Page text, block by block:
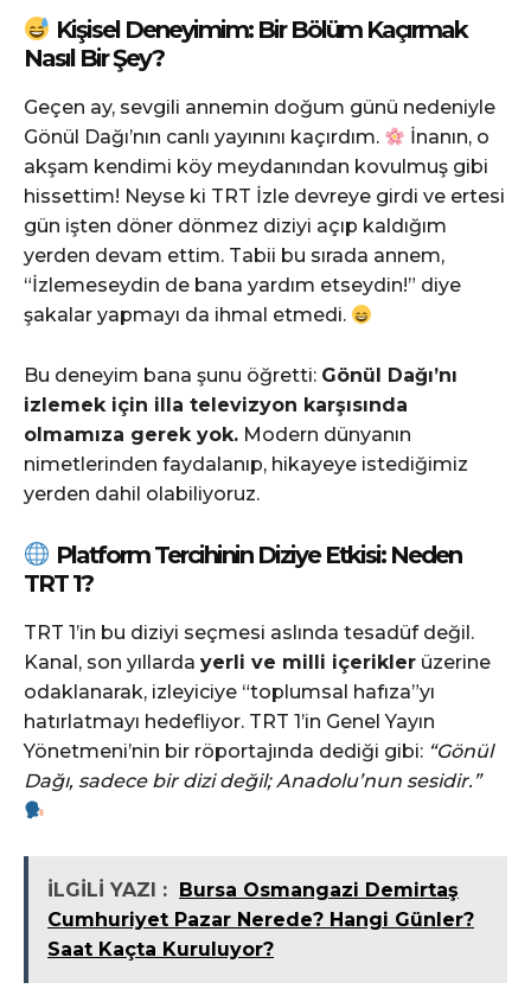
Kişisel Deneyimim: Bir Bölüm Kaçırmak
Nasıl Bir Şey?
Geçen ay, sevgili annemin doğum günü nedeniyle
Gönül Dağı’nın canlı yayınını kaçırdım.
İnanın, o
akşam kendimi köy meydanından kovulmuş gibi
hissettim! Neyse ki TRT İzle devreye girdi ve ertesi
gün işten döner dönmez diziyi açıp kaldığım
yerden devam ettim. Tabii bu sırada annem,
“İzlemeseydin de bana yardım etseydin!” diye
şakalar yapmayı da ihmal etmedi.
Bu deneyim bana şunu öğretti: Gönül Dağı’nı
izlemek için illa televizyon karşısında
olmamıza gerek yok. Modern dünyanın
nimetlerinden faydalanıp, hikayeye istediğimiz
yerden dahil olabiliyoruz.
Platform Tercihinin Diziye Etkisi: Neden
TRT 1?
TRT 1’in bu diziyi seçmesi aslında tesadüf değil.
Kanal, son yıllarda yerli ve milli içerikler üzerine
odaklanarak, izleyiciye “toplumsal hafıza”yı
hatırlatmayı hedefliyor. TRT 1’in Genel Yayın
Yönetmeni’nin bir röportajında dediği gibi: “Gönül
Dağı, sadece bir dizi değil; Anadolu’nun sesidir.”
İLGİLİ YAZI : Bursa Osmangazi Demirtaş
Cumhuriyet Pazar Nerede? Hangi Günler?
Saat Kaçta Kuruluyor?